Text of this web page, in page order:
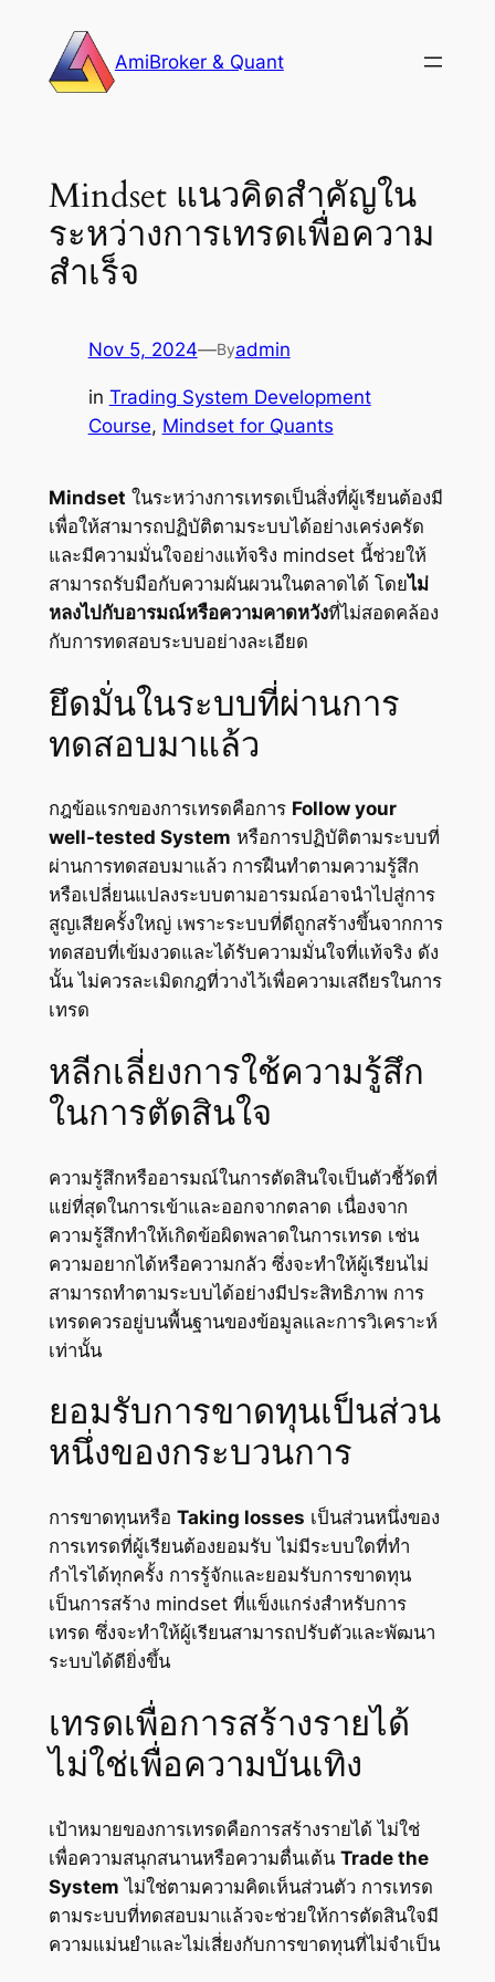
content
AmiBroker & Quant
Mindset แนวคิดสำคัญใน
ระหว่างการเทรดเพื่อความ
สำเร็จ
Nov 5, 2024—Byadmin
in Trading System Development
Course, Mindset for Quants
Mindset ในระหว่างการเทรดเป็นสิ่งที่ผู้เรียนต้องมี
เพื่อให้สามารถปฏิบัติตามระบบได้อย่างเคร่งครัด
และมีความมั่นใจอย่างแท้จริง mindset นี้ช่วยให้
สามารถรับมือกับความผันผวนในตลาดได้ โดยไม่
หลงไปกับอารมณ์หรือความคาดหวังที่ไม่สอดคล้อง
กับการทดสอบระบบอย่างละเอียด
ยึดมั่นในระบบที่ผ่านการ
ทดสอบมาแล้ว
กฎข้อแรกของการเทรดคือการ Follow your
well-tested System หรือการปฏิบัติตามระบบที่
ผ่านการทดสอบมาแล้ว การฝืนทำตามความรู้สึก
หรือเปลี่ยนแปลงระบบตามอารมณ์อาจนำไปสู่การ
สูญเสียครั้งใหญ่ เพราะระบบที่ดีถูกสร้างขึ้นจากการ
ทดสอบที่เข้มงวดและได้รับความมั่นใจที่แท้จริง ดัง
นั้น ไม่ควรละเมิดกฎที่วางไว้เพื่อความเสถียรในการ
เทรด
หลีกเลี่ยงการใช้ความรู้สึก
ในการตัดสินใจ
ความรู้สึกหรืออารมณ์ในการตัดสินใจเป็นตัวชี้วัดที่
แย่ที่สุดในการเข้าและออกจากตลาด เนื่องจาก
ความรู้สึกทำให้เกิดข้อผิดพลาดในการเทรด เช่น
ความอยากได้หรือความกลัว ซึ่งจะทำให้ผู้เรียนไม่
สามารถทำตามระบบได้อย่างมีประสิทธิภาพ การ
เทรดควรอยู่บนพื้นฐานของข้อมูลและการวิเคราะห์
เท่านั้น
ยอมรับการขาดทุนเป็นส่วน
หนึ่งของกระบวนการ
การขาดทุนหรือ Taking losses เป็นส่วนหนึ่งของ
การเทรดที่ผู้เรียนต้องยอมรับ ไม่มีระบบใดที่ทำ
กำไรได้ทุกครั้ง การรู้จักและยอมรับการขาดทุน
เป็นการสร้าง mindset ที่แข็งแกร่งสำหรับการ
เทรด ซึ่งจะทำให้ผู้เรียนสามารถปรับตัวและพัฒนา
ระบบได้ดียิ่งขึ้น
เทรดเพื่อการสร้างรายได้
ไม่ใช่เพื่อความบันเทิง
เป้าหมายของการเทรดคือการสร้างรายได้ ไม่ใช่
เพื่อความสนุกสนานหรือความตื่นเต้น Trade the
System ไม่ใช่ตามความคิดเห็นส่วนตัว การเทรด
ตามระบบที่ทดสอบมาแล้วจะช่วยให้การตัดสินใจมี
ความแม่นยำและไม่เสี่ยงกับการขาดทุนที่ไม่จำเป็น